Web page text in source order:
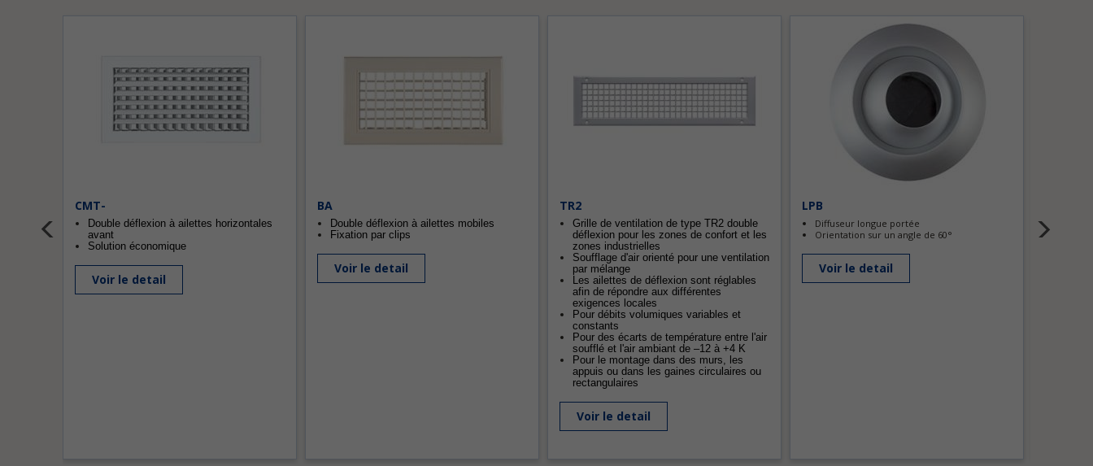
CMT-
Double déflexion à ailettes horizontales
avant
Solution économique
Voir le detail
BA
Double déflexion à ailettes mobiles
Fixation par clips
Voir le detail
TR2
Grille de ventilation de type TR2 double
déflexion pour les zones de confort et les
zones industrielles
Soufflage d'air orienté pour une ventilation
par mélange
Les ailettes de déflexion sont réglables
afin de répondre aux différentes
exigences locales
Pour débits volumiques variables et
constants
Pour des écarts de température entre l'air
soufflé et l'air ambiant de –12 à +4 K
Pour le montage dans des murs, les
appuis ou dans les gaines circulaires ou
rectangulaires
Voir le detail
LPB
Diffuseur longue portée
Orientation sur un angle de 60°
Voir le detail